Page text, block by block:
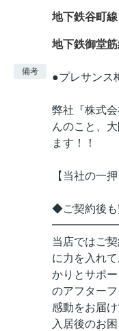
地下鉄谷町線
地下鉄御堂
備考 ●プレサンス
弊社『株式
んのこと、
ます！！
【当社の一
◆ご契約後も
当店ではご
に力を入れ
かりとサポ
のアフター
感動をお届
入居後のお